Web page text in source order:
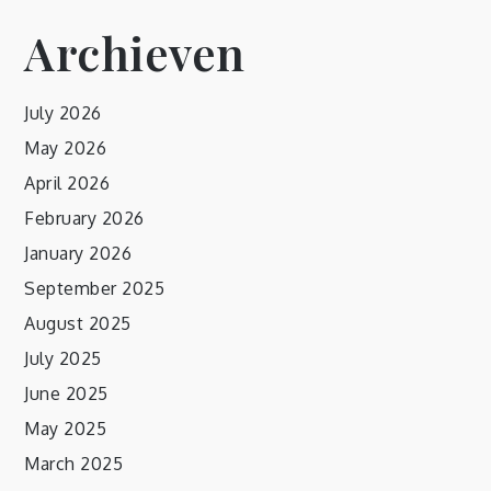
Archieven
July 2026
May 2026
April 2026
February 2026
January 2026
September 2025
August 2025
July 2025
June 2025
May 2025
March 2025